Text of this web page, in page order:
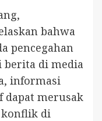
bahwa
pencegahan
di media
informasi
dapat merusak
konflik di